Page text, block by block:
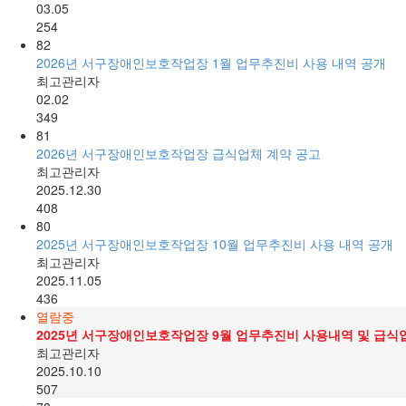
03.05
254
82
2026년 서구장애인보호작업장 1월 업무추진비 사용 내역 공개
최고관리자
02.02
349
81
2026년 서구장애인보호작업장 급식업체 계약 공고
최고관리자
2025.12.30
408
80
2025년 서구장애인보호작업장 10월 업무추진비 사용 내역 공개
최고관리자
2025.11.05
436
열람중
2025년 서구장애인보호작업장 9월 업무추진비 사용내역 및 급식
최고관리자
2025.10.10
507